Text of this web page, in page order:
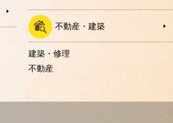
不動産・建築
建築・修理
不動産